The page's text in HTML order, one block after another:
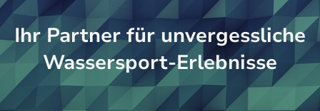
Ihr Partner für unvergessliche
Wassersport-Erlebnisse